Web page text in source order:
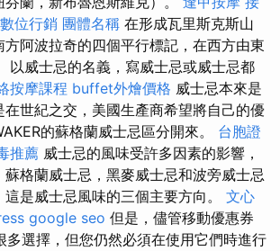
數位行銷 團體名稱 在形成瓦里斯克斯山
方阿波拉奇的四個平行標記，在西方由東
以威士忌的名義，寫威士忌或威士忌都
按摩課程 buffet外燴價格 威士忌本來是
世紀之交，美國生產商希望將自己的優
的蘇格蘭威士忌區分開來。 台胞證
推薦 威士忌的風味受許多因素的影響，
格蘭威士忌，黑麥威士忌和波旁威士忌
是威士忌風味的三個主要方向。 文心
google seo 但是，儘管移動優惠券
多選擇，但您仍然必須在使用它們時進行